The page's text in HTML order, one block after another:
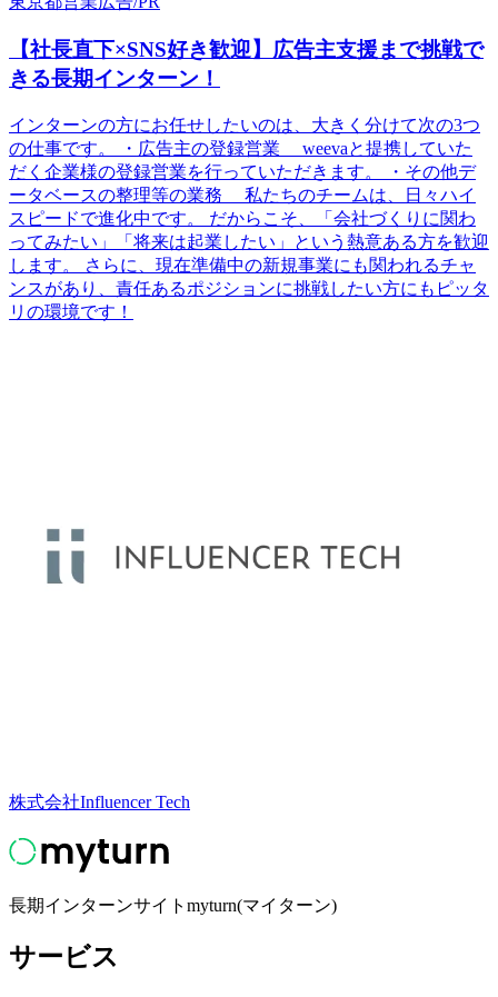
【社長直下×SNS好き歓迎】広告主支援まで挑戦で
きる長期インターン！
インターンの方にお任せしたいのは、大きく分けて次の3つ
の仕事です。 ・広告主の登録営業 weevaと提携していた
だく企業様の登録営業を行っていただきます。 ・その他デ
ータベースの整理等の業務 私たちのチームは、日々ハイ
スピードで進化中です。 だからこそ、「会社づくりに関わ
ってみたい」「将来は起業したい」という熱意ある方を歓迎
します。 さらに、現在準備中の新規事業にも関われるチャ
ンスがあり、責任あるポジションに挑戦したい方にもピッタ
リの環境です！
株式会社Influencer Tech
長期インターンサイトmyturn(マイターン)
サービス